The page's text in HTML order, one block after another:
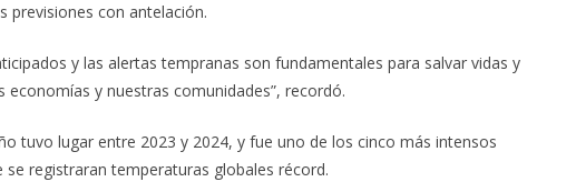
previsiones con antelación.
y las alertas tempranas son fundamentales para salvar vidas y
y nuestras comunidades”, recordó.
tuvo lugar entre 2023 y 2024, y fue uno de los cinco más intensos
registraran temperaturas globales récord.